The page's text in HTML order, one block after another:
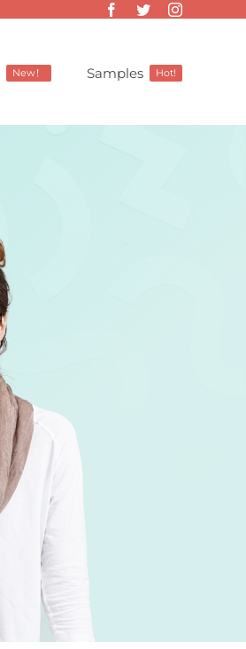
New！ Samples Hot!